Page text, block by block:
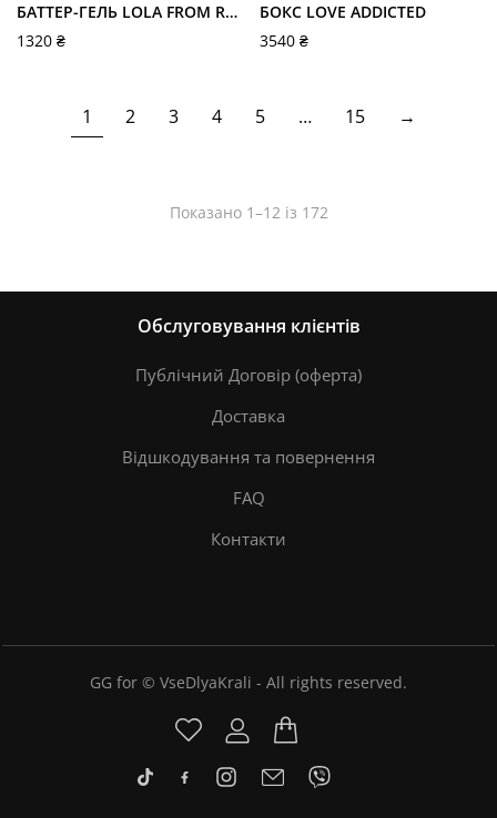
БАТТЕР-ГЕЛЬ LOLA FROM RIO ДЛЯ МОДЕЛЮВАННЯ ЗАВИТКА - PLOT TWIST GUAVA BUTTER GEL
1320 ₴
БОКС LOVE ADDICTED
3540 ₴
1 2 3 4 5 … 15 →
Показано 1–12 із 172
Обслуговування клієнтів
Публічний Договір (оферта)
Доставка
Відшкодування та повернення
FAQ
Контакти
GG for © VseDlyaKrali - All rights reserved.